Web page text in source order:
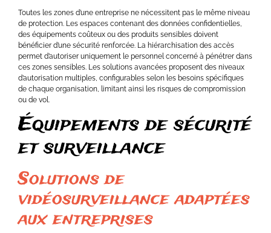
Toutes les zones d’une entreprise ne nécessitent pas le même niveau
de protection. Les espaces contenant des données confidentielles,
des équipements coûteux ou des produits sensibles doivent
bénéficier d’une sécurité renforcée. La hiérarchisation des accès
permet d’autoriser uniquement le personnel concerné à pénétrer dans
ces zones sensibles. Les solutions avancées proposent des niveaux
d’autorisation multiples, configurables selon les besoins spécifiques
de chaque organisation, limitant ainsi les risques de compromission
ou de vol.
Équipements de sécurité
et surveillance
Solutions de
vidéosurveillance adaptées
aux entreprises